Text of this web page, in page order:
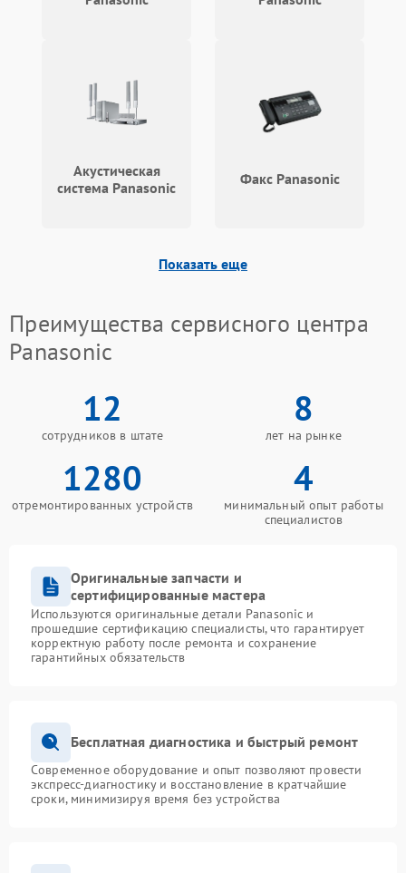
Акустическая
система Panasonic
Факс Panasonic
Показать еще
Преимущества сервисного центра
Panasonic
12
сотрудников в штате
8
лет на рынке
1280
отремонтированных устройств
4
минимальный опыт работы
специалистов
Оригинальные запчасти и
сертифицированные мастера
Используются оригинальные детали Panasonic и
прошедшие сертификацию специалисты, что гарантирует
корректную работу после ремонта и сохранение
гарантийных обязательств
Бесплатная диагностика и быстрый ремонт
Современное оборудование и опыт позволяют провести
экспресс-диагностику и восстановление в кратчайшие
сроки, минимизируя время без устройства